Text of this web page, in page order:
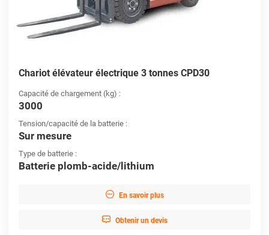
Chariot élévateur électrique 3 tonnes CPD30
Capacité de chargement (kg) :
3000
Tension/capacité de la batterie :
Sur mesure
Type de batterie :
Batterie plomb-acide/lithium
 En savoir plus
 Obtenir un devis